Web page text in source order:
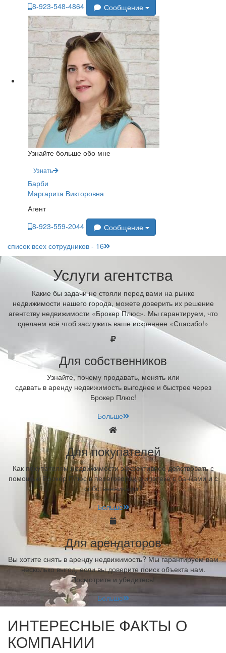
8-923-548-4864
Сообщение
Узнайте больше обо мне
Узнать
Барби
Маргарита Викторовна
Агент
8-923-559-2044
Сообщение
список всех сотрудников - 16
Услуги агентства
Какие бы задачи не стояли перед вами на рынке
недвижимости нашего города, можете доверить их решение
агентству недвижимости «Брокер Плюс». Мы гарантируем, что
сделаем всё чтоб заслужить ваше искреннее «Спасибо!»
Для собственников
Узнайте, почему продавать, менять или
сдавать в аренду недвижимость выгоднее и быстрее через
Брокер Плюс!
Больше
Для покупателей
Как покупателям недвижимости эффективнее действовать с
помощью Брокер Плюс в переговорах о ипотеке с банками и с
собственниками?
Больше
Для арендаторов
Вы хотите снять в аренду недвижимость? Мы гарантируем вам
несколько выгод, если вы доверите поиск объекта нам.
Посмотрите и убедитесь!
Больше
ИНТЕРЕСНЫЕ ФАКТЫ О
КОМПАНИИ